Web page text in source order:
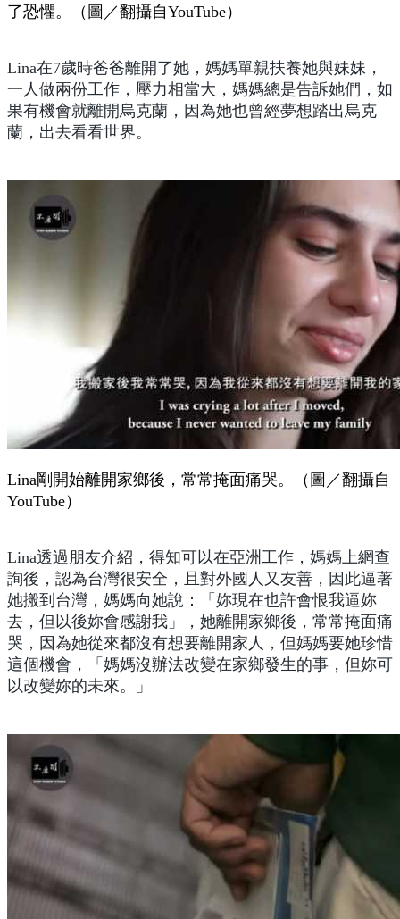
了恐懼。（圖／翻攝自YouTube）
Lina在7歲時爸爸離開了她，媽媽單親扶養她與妹妹，
一人做兩份工作，壓力相當大，媽媽總是告訴她們，如
果有機會就離開烏克蘭，因為她也曾經夢想踏出烏克
蘭，出去看看世界。
Lina剛開始離開家鄉後，常常掩面痛哭。（圖／翻攝自
YouTube）
Lina透過朋友介紹，得知可以在亞洲工作，媽媽上網查
詢後，認為台灣很安全，且對外國人又友善，因此逼著
她搬到台灣，媽媽向她說：「妳現在也許會恨我逼妳
去，但以後妳會感謝我」，她離開家鄉後，常常掩面痛
哭，因為她從來都沒有想要離開家人，但媽媽要她珍惜
這個機會，「媽媽沒辦法改變在家鄉發生的事，但妳可
以改變妳的未來。」